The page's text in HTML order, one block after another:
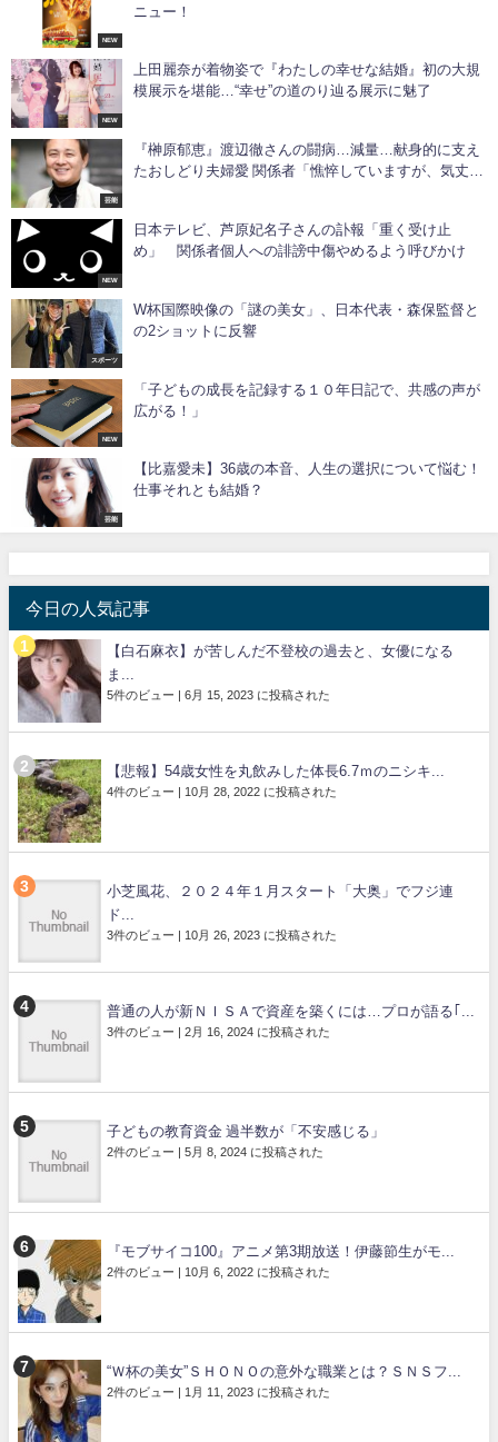
NEW
ニュー！
NEW
上田麗奈が着物姿で『わたしの幸せな結婚』初の大規
模展示を堪能…“幸せ”の道のり辿る展示に魅了
芸能
『榊原郁恵』渡辺徹さんの闘病…減量…献身的に支え
たおしどり夫婦愛 関係者「憔悴していますが、気丈に
NEW
日本テレビ、芦原妃名子さんの訃報「重く受け止
め」 関係者個人への誹謗中傷やめるよう呼びかけ
スポーツ
W杯国際映像の「謎の美女」、日本代表・森保監督と
の2ショットに反響
NEW
「子どもの成長を記録する１０年日記で、共感の声が
広がる！」
芸能
【比嘉愛未】36歳の本音、人生の選択について悩む！
仕事それとも結婚？
今日の人気記事
【白石麻衣】が苦しんだ不登校の過去と、女優になる
ま...
5件のビュー 6月 15, 2023 に投稿された
【悲報】54歳女性を丸飲みした体長6.7ｍのニシキ...
4件のビュー 10月 28, 2022 に投稿された
小芝風花、２０２４年１月スタート「大奥」でフジ連
ド...
3件のビュー 10月 26, 2023 に投稿された
普通の人が新ＮＩＳＡで資産を築くには…プロが語る｢...
3件のビュー 2月 16, 2024 に投稿された
子どもの教育資金 過半数が「不安感じる」
2件のビュー 5月 8, 2024 に投稿された
『モブサイコ100』アニメ第3期放送！伊藤節生がモ...
2件のビュー 10月 6, 2022 に投稿された
“Ｗ杯の美女”ＳＨＯＮＯの意外な職業とは？ＳＮＳフ...
2件のビュー 1月 11, 2023 に投稿された